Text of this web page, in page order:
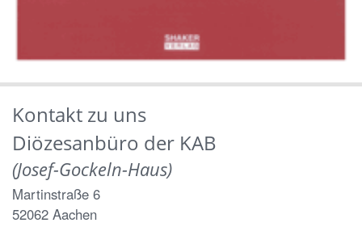
Kontakt zu uns
Diözesanbüro der KAB
(Josef-Gockeln-Haus)
Martinstraße 6
52062 Aachen